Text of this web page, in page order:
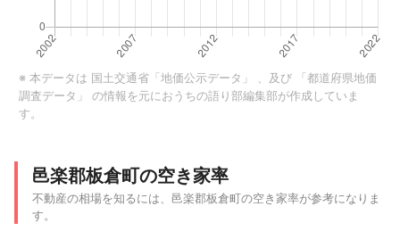
※ 本データは 国土交通省「地価公示データ」 、及び
「都道府県地価
調査データ」
の情報を元におうちの語り部編集部が作成していま
す。
邑楽郡板倉町の空き家率
不動産の相場を知るには、邑楽郡板倉町の空き家率が参考になりま
す。